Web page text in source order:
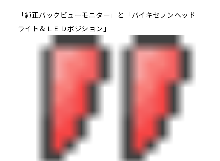
「純正バックビューモニター」と「バイキセノンヘッド
ライト＆ＬＥＤポジション」